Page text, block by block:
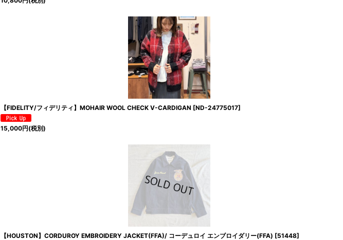
【FIDELITY/フィデリティ】MOHAIR WOOL CHECK V-CARDIGAN [ND-24775017]
15,000円(税別)
【HOUSTON】CORDUROY EMBROIDERY JACKET(FFA)/ コーデュロイ エンブロイダリー(FFA) [51448]